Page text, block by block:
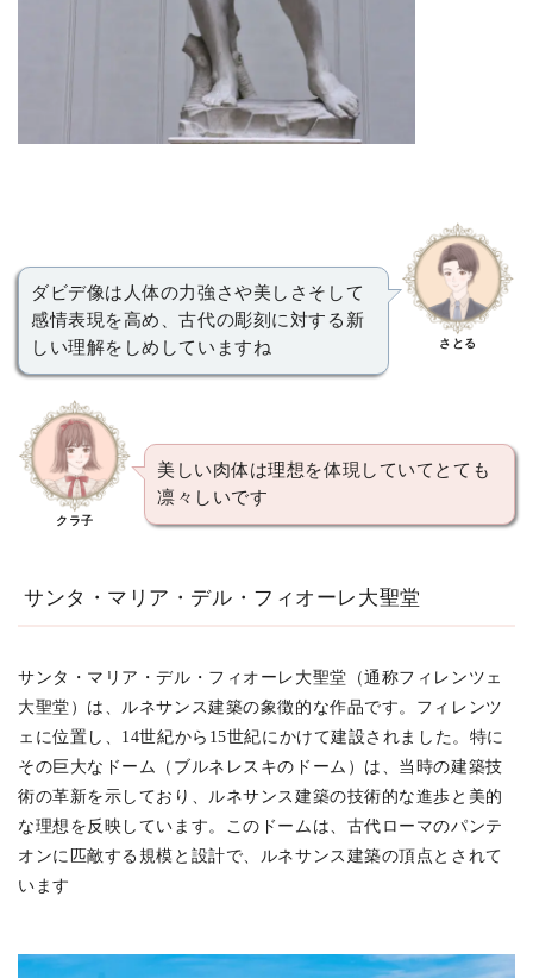
ダビデ像は人体の力強さや美しさそして
感情表現を高め、古代の彫刻に対する新
しい理解をしめしていますね
さとる
クラ子
美しい肉体は理想を体現していてとても
凛々しいです
サンタ・マリア・デル・フィオーレ大聖堂
サンタ・マリア・デル・フィオーレ大聖堂（通称フィレンツェ
大聖堂）は、ルネサンス建築の象徴的な作品です。フィレンツ
ェに位置し、14世紀から15世紀にかけて建設されました。特に
その巨大なドーム（ブルネレスキのドーム）は、当時の建築技
術の革新を示しており、ルネサンス建築の技術的な進歩と美的
な理想を反映しています。このドームは、古代ローマのパンテ
オンに匹敵する規模と設計で、ルネサンス建築の頂点とされて
います